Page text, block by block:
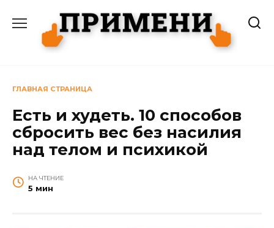
содержанию
ГЛАВНАЯ СТРАНИЦА
Есть и худеть. 10 способов
сбросить вес без насилия
над телом и психикой
НА ЧТЕНИЕ
5 мин